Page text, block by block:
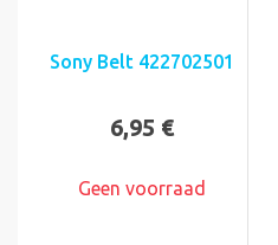
Sony Belt 422702501
6,95 €
Geen voorraad